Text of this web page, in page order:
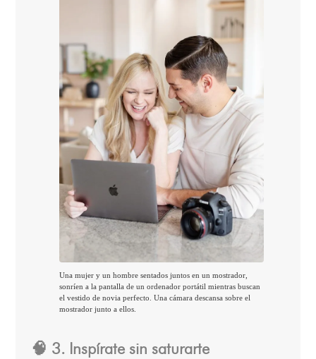
Una mujer y un hombre sentados juntos en un mostrador,
sonríen a la pantalla de un ordenador portátil mientras buscan
el vestido de novia perfecto. Una cámara descansa sobre el
mostrador junto a ellos.
🧠 3. Inspírate sin saturarte